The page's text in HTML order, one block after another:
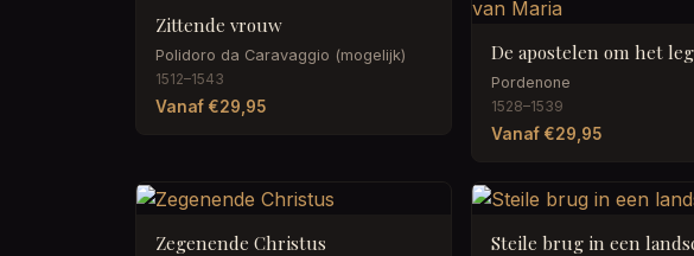
Zittende vrouw
Polidoro da Caravaggio (mogelijk)
1512–1543
Vanaf €29,95
Pordenone
1528–1539
Vanaf €29,95
Zegenende Christus Steile brug in een